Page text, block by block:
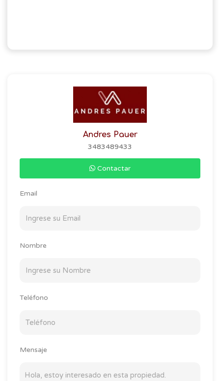
Andres Pauer
3483489433
Contactar
Email
Nombre
Teléfono
Mensaje